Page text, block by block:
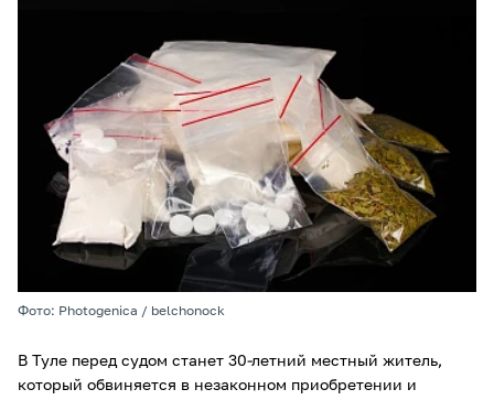
Фото: Photogenica / belchonock
В Туле перед судом станет 30-летний местный житель,
который обвиняется в незаконном приобретении и